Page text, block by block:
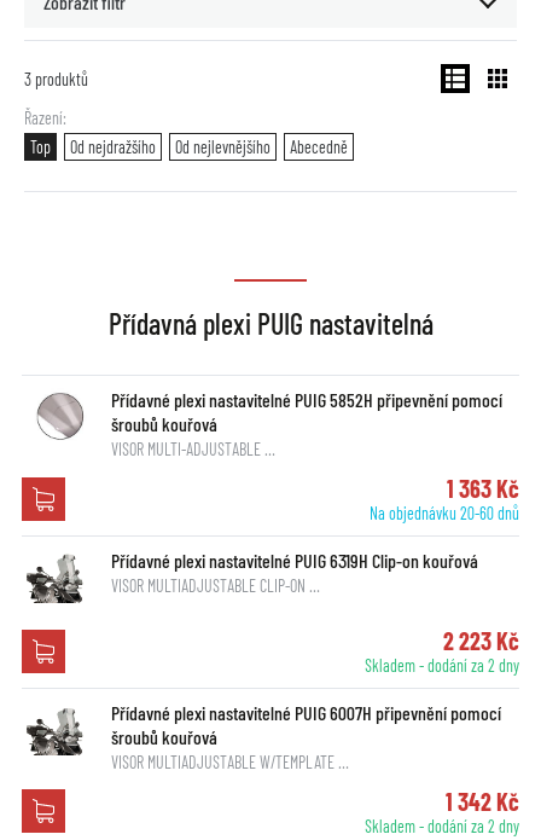
3 produktů
Řazení
Top
Od nejdražšího Od nejlevnějšího Abecedně
Přídavná plexi PUIG nastavitelná
Přídavné plexi nastavitelné PUIG 5852H připevnění pomocí
šroubů kouřová
VISOR MULTI-ADJUSTABLE …
1 363 Kč
Na objednávku 20-60 dnů
Přídavné plexi nastavitelné PUIG 6319H Clip-on kouřová
VISOR MULTIADJUSTABLE CLIP-ON …
2 223 Kč
Skladem - dodání za 2 dny
Přídavné plexi nastavitelné PUIG 6007H připevnění pomocí
šroubů kouřová
VISOR MULTIADJUSTABLE W/TEMPLATE …
1 342 Kč
Skladem - dodání za 2 dny